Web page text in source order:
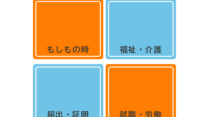
もしもの時
届出・証明
福祉・介護
就職・労働